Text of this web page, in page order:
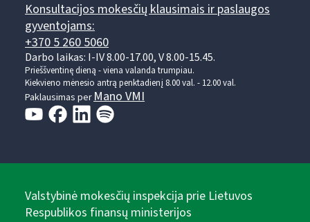
Konsultacijos mokesčių klausimais ir paslaugos
gyventojams:
+370 5 260 5060
Darbo laikas: I-IV 8.00-17.00, V 8.00-15.45.
Prieššventinę dieną - viena valanda trumpiau.
Kiekvieno mėnesio antrą penktadienį 8.00 val. - 12.00 val.
Paklausimas perMano VMI
Valstybinė mokesčių inspekcija prie Lietuvos
Respublikos finansų ministerijos